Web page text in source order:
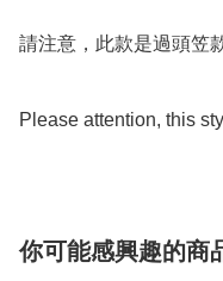
請注意，此款是過頭笠
Please attention, this
你可能感興趣的商